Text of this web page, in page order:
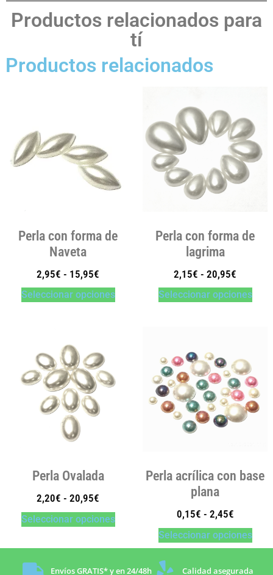
Productos relacionados para
tí
Productos relacionados
Perla con forma de
Naveta
2,95€ - 15,95€
Seleccionar opciones
Perla con forma de
lagrima
2,15€ - 20,95€
Seleccionar opciones
Perla Ovalada
2,20€ - 20,95€
Seleccionar opciones
Perla acrílica con base
plana
0,15€ - 2,45€
Seleccionar opciones
Envíos GRATIS* y en 24/48h Calidad asegurada